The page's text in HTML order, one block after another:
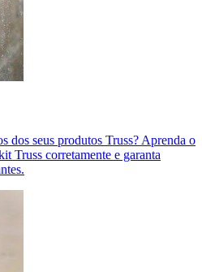
dos seus produtos Truss? Aprenda o
Truss corretamente e garanta